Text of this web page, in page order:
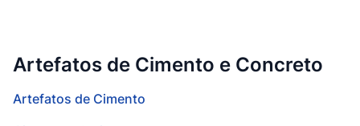
Artefatos de Cimento e Concreto
Artefatos de Cimento